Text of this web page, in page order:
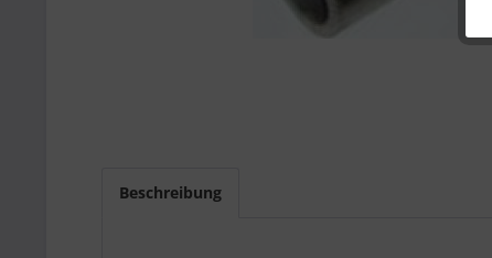
Beschreibung